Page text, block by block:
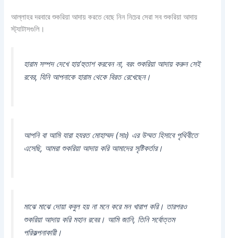
আল্লাহর দরবারে শুকরিয়া আদায় করতে বেছে নিন নিচের সেরা সব শুকরিয়া আদায়
স্ট্যাটাসগুলি।
হারাম সম্পদ দেখে হায়’হুতাশ করবেন না, বরং শুকরিয়া আদায় করুন সেই
রবের, যিনি আপনাকে হারাম থেকে বিরত রেখেছেন।
আপনি বা আমি যারা হযরত মোহাম্মদ (সাঃ) এর উম্মত হিসাবে পৃথিবীতে
এসেছি, আমরা শুকরিয়া আদায় করি আমাদের সৃষ্টিকর্তার।
মাঝে মাঝে দোয়া কবুল হয় না মনে করে মন খারাপ করি। তারপরও
শুকরিয়া আদায় করি মহান রবের। আমি জানি, তিনি সর্বোত্তম
পরিকল্পনাকারী।